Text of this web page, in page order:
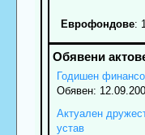
Еврофондове:
Годишен
Обявен:
Актуален
устав